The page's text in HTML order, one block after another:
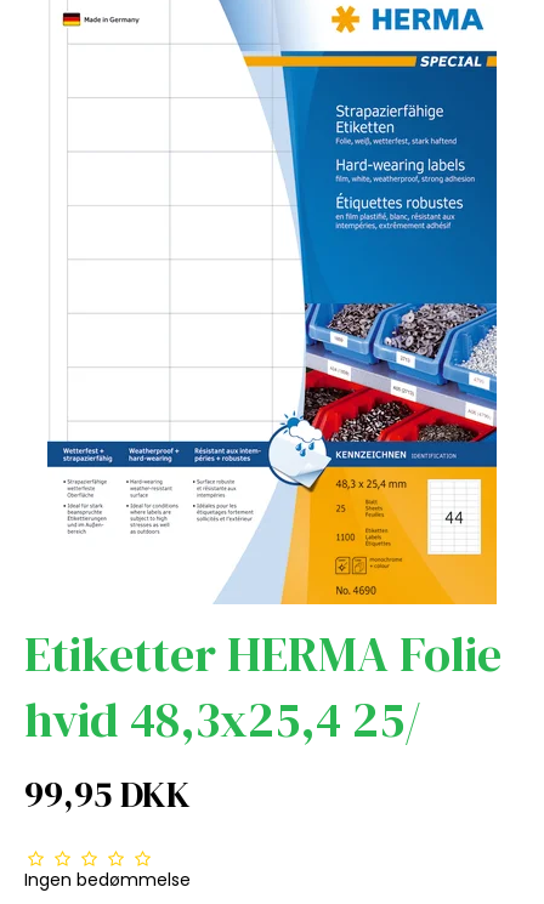
Etiketter HERMA Folie
hvid 48,3x25,4 25/
99,95 DKK
Ingen bedømmelse